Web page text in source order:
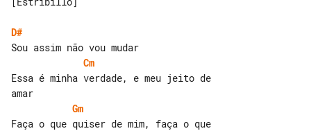
D#
Cm
Essa é minha verdade, e meu jeito de
Gm
Faça o que quiser de mim, faça o que